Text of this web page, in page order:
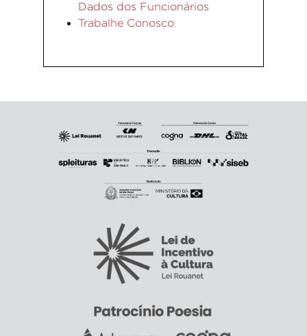
Dados dos Funcionários
Trabalhe Conosco